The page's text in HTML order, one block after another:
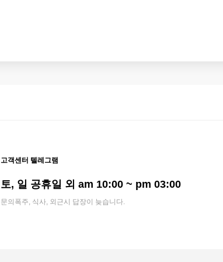
고객센터 텔레그램
토, 일 공휴일 외 am 10:00 ~ pm 03:00
문의폭주, 식사, 외근시 답장이 늦습니다.